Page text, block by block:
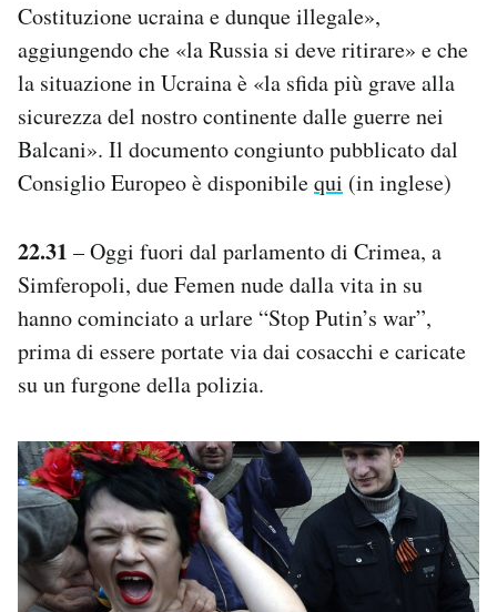
Costituzione ucraina e dunque illegale»,
aggiungendo che «la Russia si deve ritirare» e che
la situazione in Ucraina è «la sfida più grave alla
sicurezza del nostro continente dalle guerre nei
Balcani». Il documento congiunto pubblicato dal
Consiglio Europeo è disponibilequi (in inglese)
22.31 – Oggi fuori dal parlamento di Crimea, a
Simferopoli, due Femen nude dalla vita in su
hanno cominciato a urlare “Stop Putin’s war”,
prima di essere portate via dai cosacchi e caricate
su un furgone della polizia.